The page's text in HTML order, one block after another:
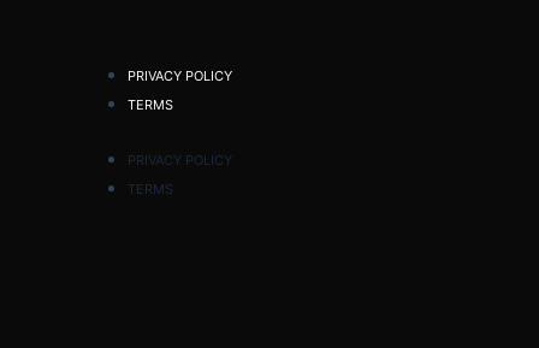
PRIVACY POLICY
TERMS
PRIVACY POLICY
TERMS